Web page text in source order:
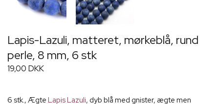
Lapis-Lazuli, matteret, mørkeblå, rund
perle, 8 mm, 6 stk
19,00 DKK
6 stk., Ægte Lapis Lazuli, dyb blå med gnister, ægte men